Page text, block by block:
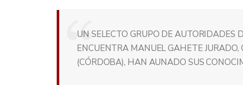
UN SELECTO GRUPO DE AUTORIDADES
ENCUENTRA MANUEL GAHETE
(CÓRDOBA), HAN AUNADO SUS